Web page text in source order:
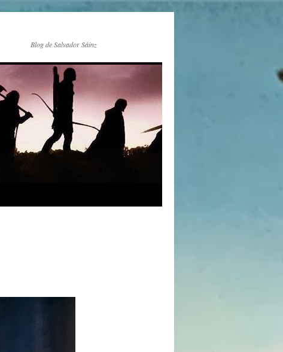
Blog de Salvador Sáinz